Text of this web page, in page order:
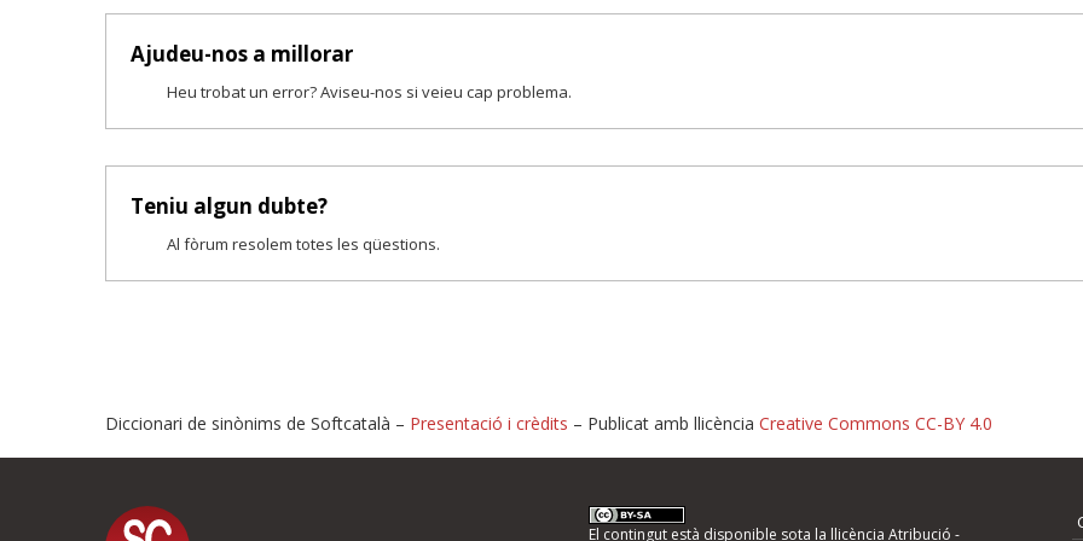
Ajudeu-nos a millorar
Heu trobat un error? Aviseu-nos si veieu cap problema.
Teniu algun dubte?
Al fòrum resolem totes les qüestions.
Proposeu-nos millores o informeu d'errors
Diccionari de sinònims de Softcatalà – Presentació i crèdits – Publicat amb llicència Creative Commons CC-BY 4.0
El contingut està disponible sota la llicència Atribució -